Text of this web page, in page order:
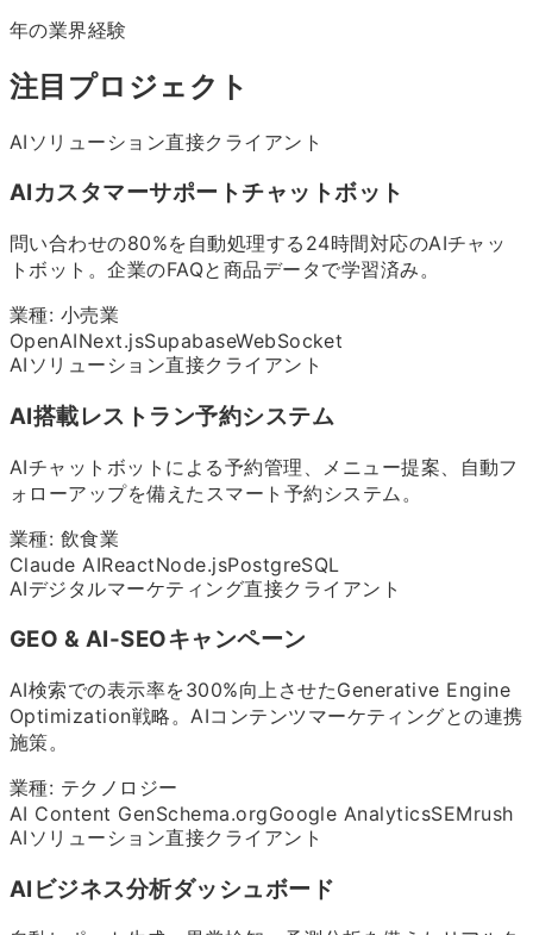
年の業界経験
注目プロジェクト
AIソリューション直接クライアント
AIカスタマーサポートチャットボット
問い合わせの80%を自動処理する24時間対応のAIチャッ
トボット。企業のFAQと商品データで学習済み。
業種: 小売業
OpenAINext.jsSupabaseWebSocket
AIソリューション直接クライアント
AI搭載レストラン予約システム
AIチャットボットによる予約管理、メニュー提案、自動フ
ォローアップを備えたスマート予約システム。
業種: 飲食業
Claude AIReactNode.jsPostgreSQL
AIデジタルマーケティング直接クライアント
GEO & AI-SEOキャンペーン
AI検索での表示率を300%向上させたGenerative Engine
Optimization戦略。AIコンテンツマーケティングとの連携
施策。
業種: テクノロジー
AI Content GenSchema.orgGoogle AnalyticsSEMrush
AIソリューション直接クライアント
AIビジネス分析ダッシュボード